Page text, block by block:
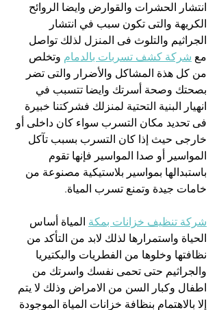
انتشار الحشرات والقوارض وايضا الروائح
الكريهة والتى تكون سبب في انتشار
الجراثيم والتلوث فى المنزل لذلك تواصل
مع شركة كشف تسربات بالدمام وتخلص
من كل هذة المشاكل والأضرار والتى تضر
بصحتك وصحة أسرتك وايضا تتسبب في
انهيار البنية التحتية لمنزلك فشركتنا خبيرة
فى تحديد مكان التسرب سواء كان داخلى أو
خارجى حيث إذا كان التسرب بسبب تآكل
المواسير أو صدا المواسير فإنها تقوم
باستبدالها بمواسير بلاستيكية مصنوعة من
خامات جيدة وتمنع تسرب المياة.
شركة تنظيف خزانات بمكة المياة أساس
الحياة واستمرارها لذلك لابد من التأكد من
نظافتها وخلوها من الفطريات والبكتيريا
والجراثيم حتى تحمى نفسك واسرتك من
اطفال وكبار السن من الامراض وذلك لا يتم
إلا بالاهتمام بنظافة خزانات المياة الموجودة